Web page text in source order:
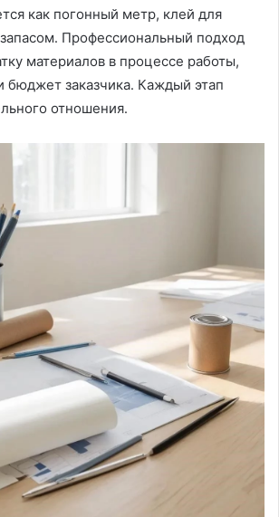
как погонный метр, клей для
Профессиональный подход
материалов в процессе работы,
бюджет заказчика․ Каждый этап
отношения․